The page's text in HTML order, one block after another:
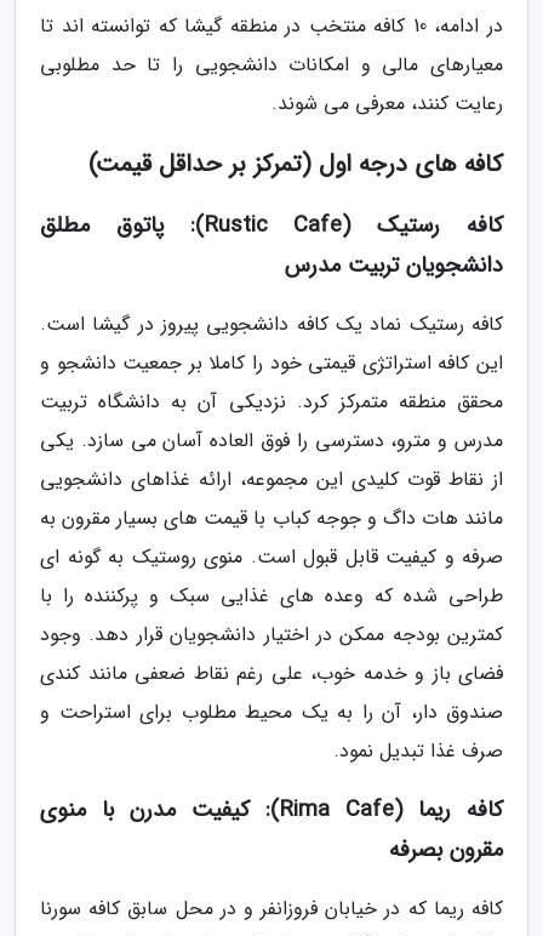
در ادامه، 10 کافه منتخب در منطقه گیشا که توانسته اند تا
معیارهای مالی و امکانات دانشجویی را تا حد مطلوبی
رعایت کنند، معرفی می شوند.
کافه های درجه اول (تمرکز بر حداقل قیمت)
کافه رستیک (Rustic Cafe): پاتوق مطلق
دانشجویان تربیت مدرس
کافه رستیک نماد یک کافه دانشجویی پیروز در گیشا است.
این کافه استراتژی قیمتی خود را کاملا بر جمعیت دانشجو و
محقق منطقه متمرکز کرد. نزدیکی آن به دانشگاه تربیت
مدرس و مترو، دسترسی را فوق العاده آسان می سازد. یکی
از نقاط قوت کلیدی این مجموعه، ارائه غذاهای دانشجویی
مانند هات داگ و جوجه کباب با قیمت های بسیار مقرون به
صرفه و کیفیت قابل قبول است. منوی روستیک به گونه ای
طراحی شده که وعده های غذایی سبک و پرکننده را با
کمترین بودجه ممکن در اختیار دانشجویان قرار دهد. وجود
فضای باز و خدمه خوب، علی رغم نقاط ضعفی مانند کندی
صندوق دار، آن را به یک محیط مطلوب برای استراحت و
صرف غذا تبدیل نمود.
کافه ریما (Rima Cafe): کیفیت مدرن با منوی
مقرون بصرفه
کافه ریما که در خیابان فروزانفر و در محل سابق کافه سورنا